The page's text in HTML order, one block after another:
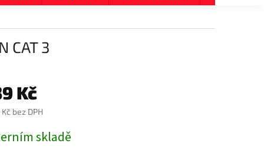
CAT 3
Kč
bez DPH
skladě